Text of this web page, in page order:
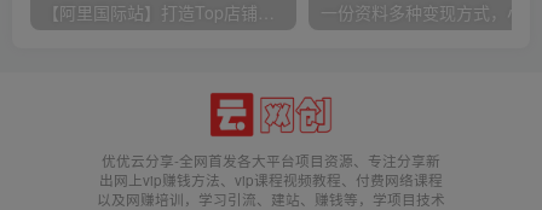
优优云分享-全网首发各大平台项目资源、专注分享新
出网上vip赚钱方法、vip课程视频教程、付费网络课程
以及网赚培训，学习引流、建站、赚钱等，学项目技术